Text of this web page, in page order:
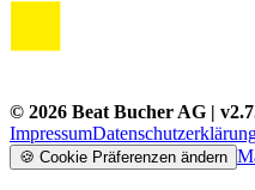
© 2026 Beat Bucher AG | v
Impressum
🍪 Cookie Präferenzen ändern